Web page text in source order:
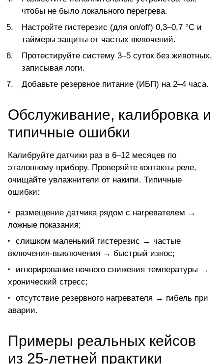
чтобы не было локального перегрева.
Настройте гистерезис (для on/off) 0,3–0,7 °C и
таймеры защиты от частых включений.
Протестируйте систему 3–5 суток без животных,
записывая логи.
Добавьте резервное питание (ИБП) на 2–4 часа.
Обслуживание, калибровка и
типичные ошибки
Калибруйте датчики раз в 6–12 месяцев по
эталонному прибору. Проверяйте контакты реле,
очищайте увлажнители от накипи. Типичные
ошибки:
размещение датчика рядом с нагревателем →
ложные показания;
слишком маленький гистерезис → частые
включения-выключения → быстрый износ;
игнорирование ночного снижения температуры →
хронический стресс;
отсутствие резервного нагревателя → гибель при
аварии.
Примеры реальных кейсов
из 25-летней практики